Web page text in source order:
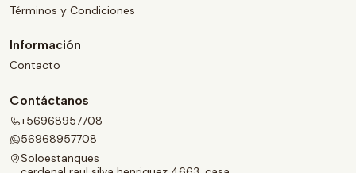
Términos y Condiciones
Información
Contacto
Contáctanos
+56968957708
56968957708
Soloestanques